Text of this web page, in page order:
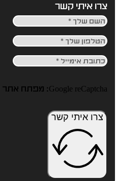
צרו איתי קשר
Google reCaptcha: מפתח אתר לא חוקי.
צרו איתי קשר